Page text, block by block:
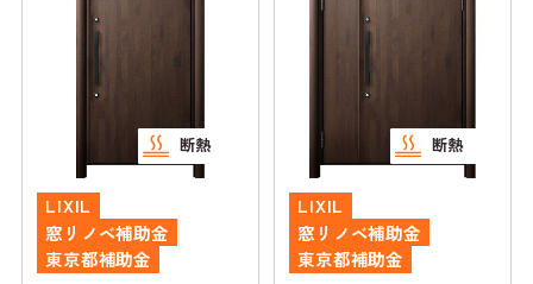
断熱
LIXIL
窓リノベ補助金
東京都補助金
断熱
LIXIL
窓リノベ補助金
東京都補助金